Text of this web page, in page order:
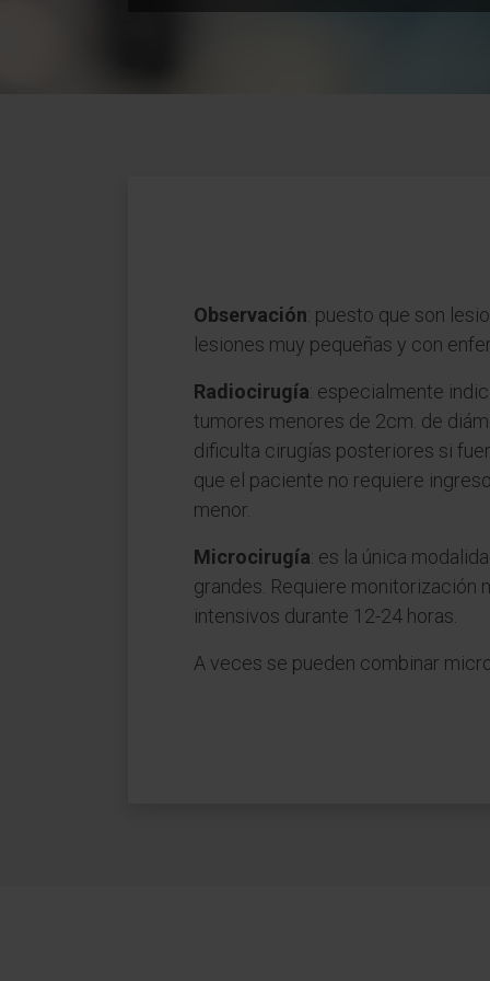
Observación: puesto que son
lesiones muy pequeñas y con
Radiocirugía: especialmente
tumores menores de 2cm. de
dificulta cirugías posteriores si
que el paciente no requiere
menor.
Microcirugía: es la única
grandes. Requiere monitorización
intensivos durante 12-24 horas.
A veces se pueden combinar